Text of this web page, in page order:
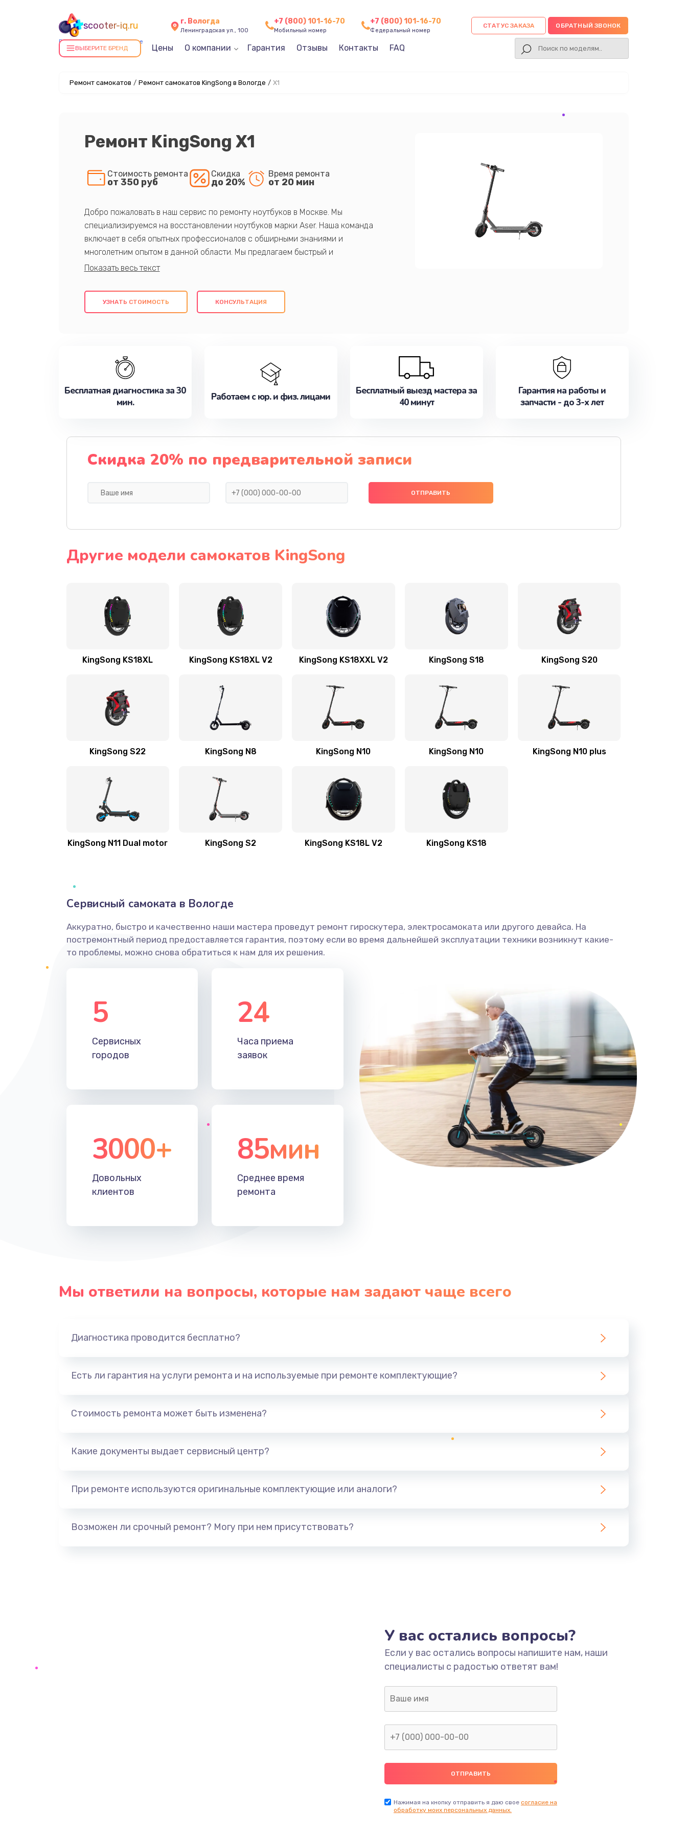
scooter-iq.ru
Ремонт самокатов в Вологде
г. Вологда
Ленинградская ул., 100
+7 (800) 101-16-70
Мобильный номер
+7 (800) 101-16-70
Федеральный номер
СТАТУС ЗАКАЗА ОБРАТНЫЙ ЗВОНОК
ВЫБЕРИТЕ БРЕНД Цены О компании Гарантия Отзывы Контакты FAQ
Ремонт самокатов / Ремонт самокатов KingSong в Вологде / X1
Ремонт KingSong X1
Стоимость ремонта
от 350 руб
Скидка
до 20%
Время ремонта
от 20 мин
Добро пожаловать в наш сервис по ремонту ноутбуков в Москве. Мы
специализируемся на восстановлении ноутбуков марки Aser. Наша команда
включает в себя опытных профессионалов с обширными знаниями и
многолетним опытом в данной области. Мы предлагаем быстрый и
качественный ремонт с использованием оригинальных компонентов, а также
клиентам надежное и профессиональное обслуживание, удовлетворяя их
потребности наилучшим образом. Не медлите записаться на ремонт уже
УЗНАТЬ СТОИМОСТЬ КОНСУЛЬТАЦИЯ
Бесплатная диагностика за 30
мин.
Работаем с юр. и физ. лицами
Бесплатный выезд мастера за
40 минут
Гарантия на работы и
запчасти - до 3-х лет
Скидка 20% по предварительной записи
Другие модели самокатов KingSong
KingSong KS18XL KingSong KS18XL V2 KingSong KS18XXL V2 KingSong S18 KingSong S20
KingSong S22 KingSong N8 KingSong N10 KingSong N10 KingSong N10 plus
KingSong N11 Dual motor KingSong S2 KingSong KS18L V2 KingSong KS18
Сервисный самоката в Вологде
Аккуратно, быстро и качественно наши мастера проведут ремонт гироскутера, электросамоката или другого девайса. На
постремонтный период предоставляется гарантия, поэтому если во время дальнейшей эксплуатации техники возникнут какие-
то проблемы, можно снова обратиться к нам для их решения.
5
Сервисных
городов
24
Часа приема
заявок
3000+
Довольных
клиентов
85мин
Среднее время
ремонта
Мы ответили на вопросы, которые нам задают чаще всего
Диагностика проводится бесплатно?
Есть ли гарантия на услуги ремонта и на используемые при ремонте комплектующие?
Стоимость ремонта может быть изменена?
Какие документы выдает сервисный центр?
При ремонте используются оригинальные комплектующие или аналоги?
Возможен ли срочный ремонт? Могу при нем присутствовать?
У вас остались вопросы?
Если у вас остались вопросы напишите нам, наши
специалисты с радостью ответят вам!
Нажимая на кнопку отправить я даю свое согласие на
обработку моих персональных данных.